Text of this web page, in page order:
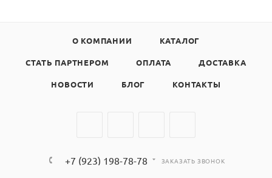
О КОМПАНИИ КАТАЛОГ
СТАТЬ ПАРТНЕРОМ ОПЛАТА ДОСТАВКА
НОВОСТИ БЛОГ КОНТАКТЫ
+7 (923) 198-78-78 ЗАКАЗАТЬ ЗВОНОК